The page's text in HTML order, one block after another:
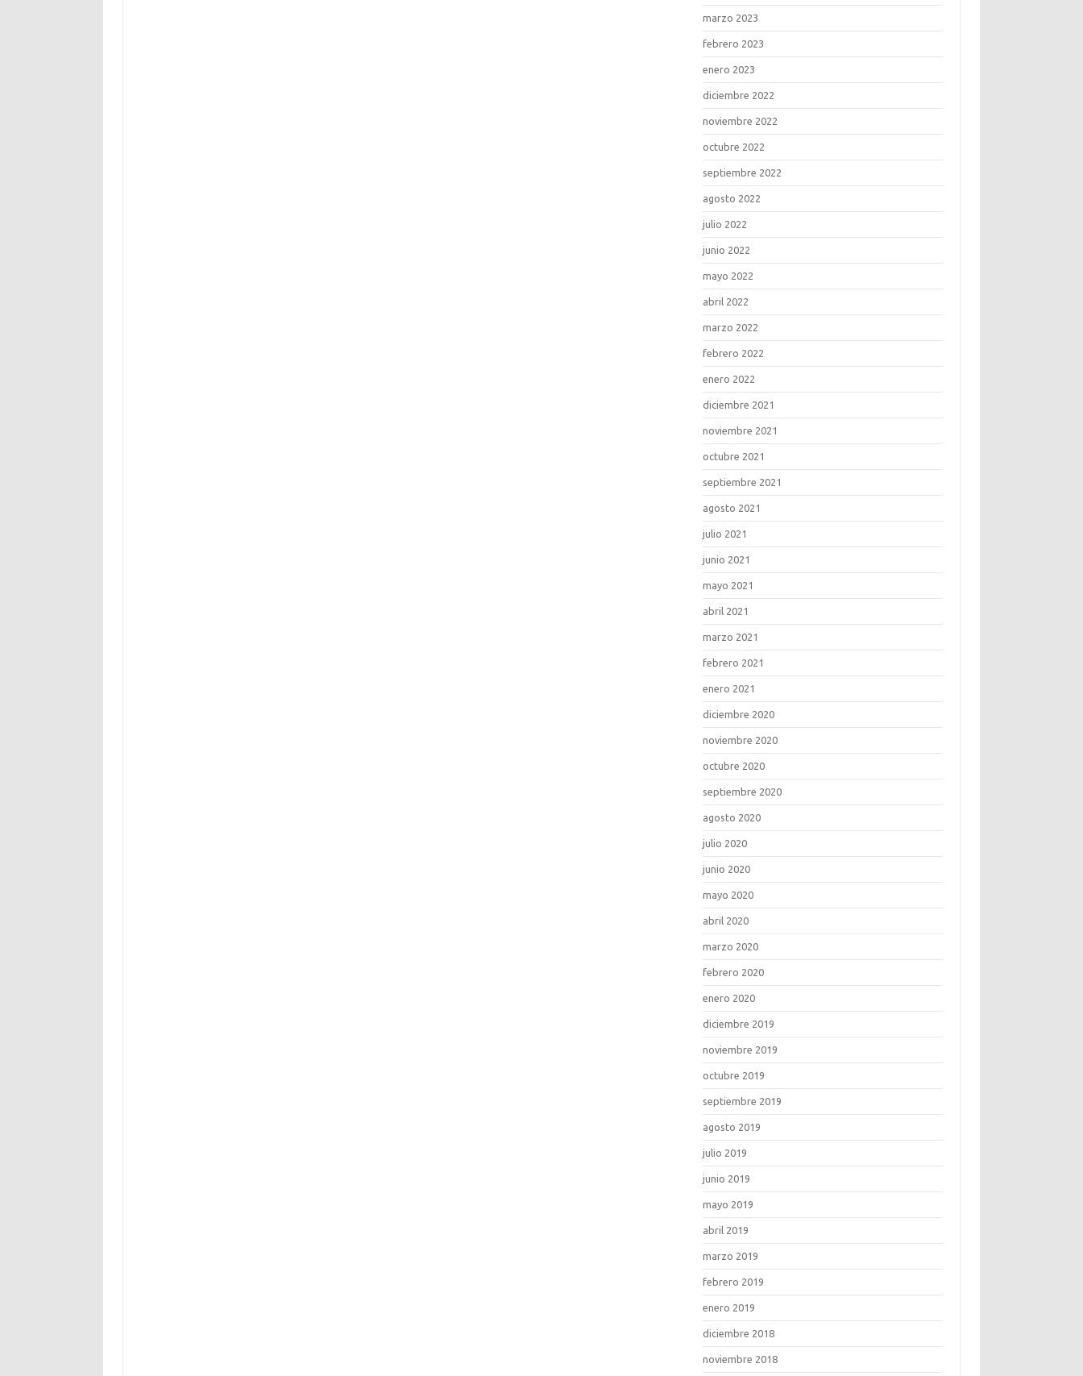
marzo 2023
febrero 2023
enero 2023
diciembre 2022
noviembre 2022
octubre 2022
septiembre 2022
agosto 2022
julio 2022
junio 2022
mayo 2022
abril 2022
marzo 2022
febrero 2022
enero 2022
diciembre 2021
noviembre 2021
octubre 2021
septiembre 2021
agosto 2021
julio 2021
junio 2021
mayo 2021
abril 2021
marzo 2021
febrero 2021
enero 2021
diciembre 2020
noviembre 2020
octubre 2020
septiembre 2020
agosto 2020
julio 2020
junio 2020
mayo 2020
abril 2020
marzo 2020
febrero 2020
enero 2020
diciembre 2019
noviembre 2019
octubre 2019
septiembre 2019
agosto 2019
julio 2019
junio 2019
mayo 2019
abril 2019
marzo 2019
febrero 2019
enero 2019
diciembre 2018
noviembre 2018